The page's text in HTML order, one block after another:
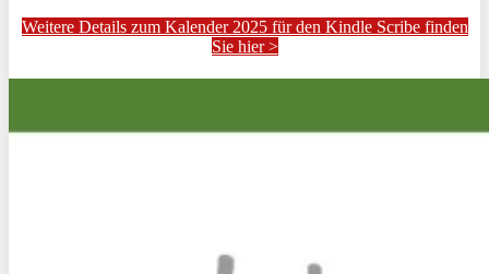
Weitere Details zum Kalender 2025 für den Kindle Scribe finden
Sie hier >